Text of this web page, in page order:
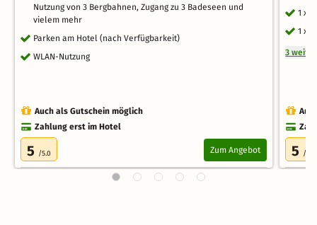
Nutzung von 3 Bergbahnen, Zugang zu 3 Badeseen und
vielem mehr
Parken am Hotel (nach Verfügbarkeit)
WLAN-Nutzung
Auch als Gutschein möglich
Zahlung erst im Hotel
5 /5.0 Zum Angebot
1 x
1 x
3
5 /5.0